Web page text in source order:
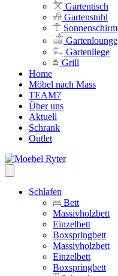
Gartentisch
Gartenstuhl
Sonnenschirm
Gartenlounge
Gartenliege
Grill
Home
Möbel nach Mass
TEAM7
Über uns
Aktuell
Schrank
Outlet
Schlafen
Bett
Massivholzbett
Einzelbett
Boxspringbett
Massivholzbett
Einzelbett
Boxspringbett